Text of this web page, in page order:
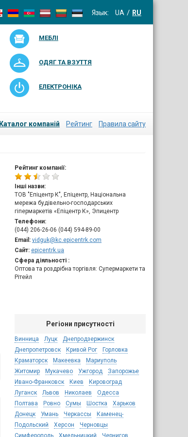
Язык: UA RU
МЕБЛІ
ОДЯГ ТА ВЗУТТЯ
ЕЛЕКТРОНІКА
Каталог компаній Рейтинг Правила сайту
Рейтинг компанії:
Інші назви:
ТОВ "Епіцентр К", Епіцентр, Національна
мережа будівельно-господарських
гіпермаркетів «Епіцентр К», Эпицентр
Телефони:
(044) 206-26-06 (044) 594-89-00
Email: vidguk@kc.epicentrk.com
Сайт: epicentrk.ua
Сфера діяльності :
Оптова та роздрібна торгівля: Супермаркети та
Рітейл
Регіони присутності
Винница Луцк
Днепродзержинск
Днепропетровск
Кривой Рог
Горловка
Краматорск
Макеевка
Мариуполь
Житомир
Мукачево Ужгород
Запорожье
Ивано-Франковск
Киев
Кировоград
Луганск
Львов Николаев
Одесса
Полтава
Ровно Сумы Шостка
Харьков
Донецк
Умань Черкассы
Каменец-
Подольский
Херсон
Черновцы
Симферополь
Хмельницкий
Чернигов